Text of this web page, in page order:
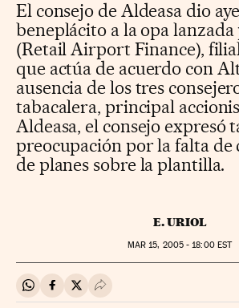
El consejo de Aldeasa dio
beneplácito a la opa
(Retail Airport Finance),
que actúa de acuerdo con
ausencia de los tres
tabacalera, principal
Aldeasa, el consejo expresó
preocupación por la falta de
de planes sobre la plantilla.
E. URIOL
MAR 15, 2005 - 18:00EST
Compartir en Whatsapp
Compartir en Facebook
Compartir en Twitter
Desplegar Redes Sociales